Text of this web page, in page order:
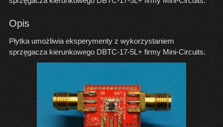
Opis
Płytka umożliwia eksperymenty z wykorzystaniem
sprzęgacza kierunkowego DBTC-17-5L+ firmy Mini-Circuits.